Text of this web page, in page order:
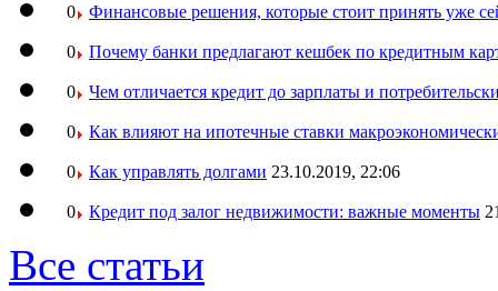
0 Финансовые решения, которые стоит принять уже
0 Почему банки предлагают кешбек по кредитным
0 Чем отличается кредит до зарплаты и
0 Как влияют на ипотечные ставки
0 Как управлять долгами 23.10.2019, 22:06
0 Кредит под залог недвижимости: важные моменты
Все статьи